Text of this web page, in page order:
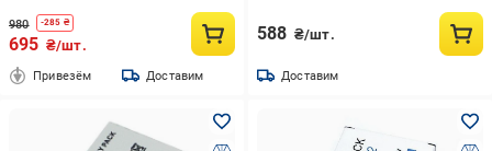
980 -285 ₴
695 ₴/шт.
Привезём Доставим
588 ₴/шт.
Доставим